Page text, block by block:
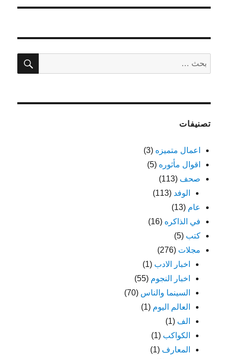
عن:
بحث
تصنيفات
اعمال متميزه (3)
اقوال مأثوره (5)
صحف (113)
الوفد (113)
عام (13)
في الذاكره (16)
كتب (5)
مجلات (276)
اخبار الادب (1)
اخبار النجوم (55)
السينما والناس (70)
العالم اليوم (1)
الف (1)
الكواكب (1)
المعارف (1)